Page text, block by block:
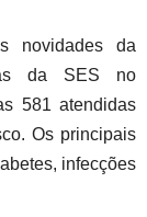
novidades da
da SES no
581 atendidas
Os principais
infecções